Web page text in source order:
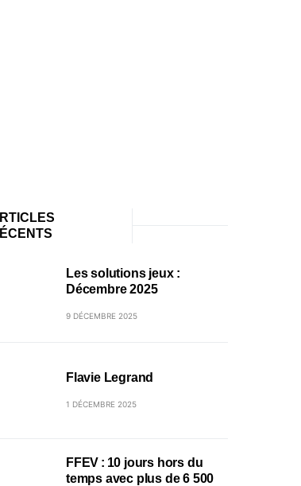
Les solutions jeux :
Décembre 2025
9 DÉCEMBRE 2025
Flavie Legrand
1 DÉCEMBRE 2025
FFEV : 10 jours hors du
temps avec plus de 6 500